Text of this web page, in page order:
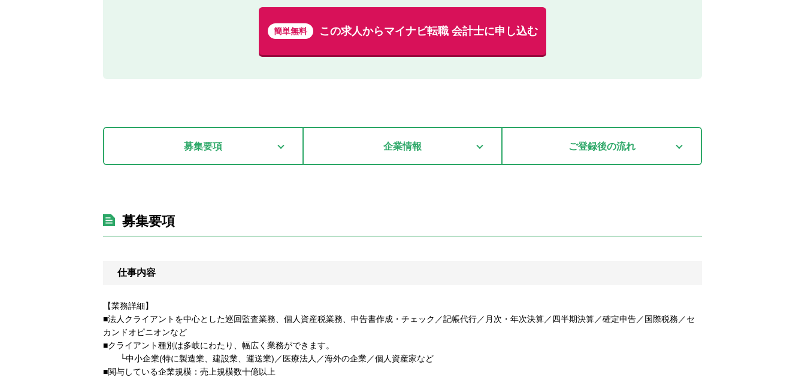
簡単無料 この求人からマイナビ転職 会計士に申し込む
募集要項 企業情報 ご登録後の流れ
募集要項
仕事内容
【業務詳細】
■法人クライアントを中心とした巡回監査業務、個人資産税業務、申告書作成・チェック／記帳代行／月次・年次決算／四半期決算／確定申告／国際税務／セ
カンドオピニオンなど
■クライアント種別は多岐にわたり、幅広く業務ができます。
└中小企業(特に製造業、建設業、運送業)／医療法人／海外の企業／個人資産家など
■関与している企業規模：売上規模数十億以上